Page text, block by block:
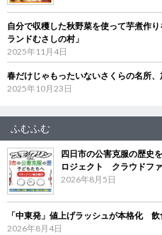
自分で収穫した秋野菜を使って芋煮作
ランドむさしの村」
2025年11月4日
春だけじゃもったいないさくらの名所
2025年10月23日
ふむふむ
四日市の公害克服の歴史
ロジェクト クラウドフ
2026年8月5日
「中東発」値上げラッシュが本格化
2026年8月4日